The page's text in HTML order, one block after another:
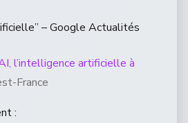
– Google Actualités
l’intelligence artificielle à
France
: